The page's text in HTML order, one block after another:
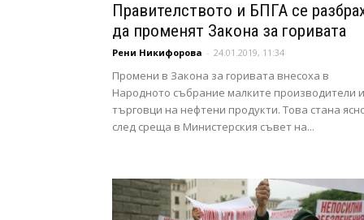
Правителството и БПГА се
да променят Закона за горивата
Рени Никифорова - 24.01.2019, 11:34
Промени в Закона за горивата внесоха в
Народното събрание малките производители и
търговци на нефтени продукти. Това стана
след среща в Министерския съвет на...